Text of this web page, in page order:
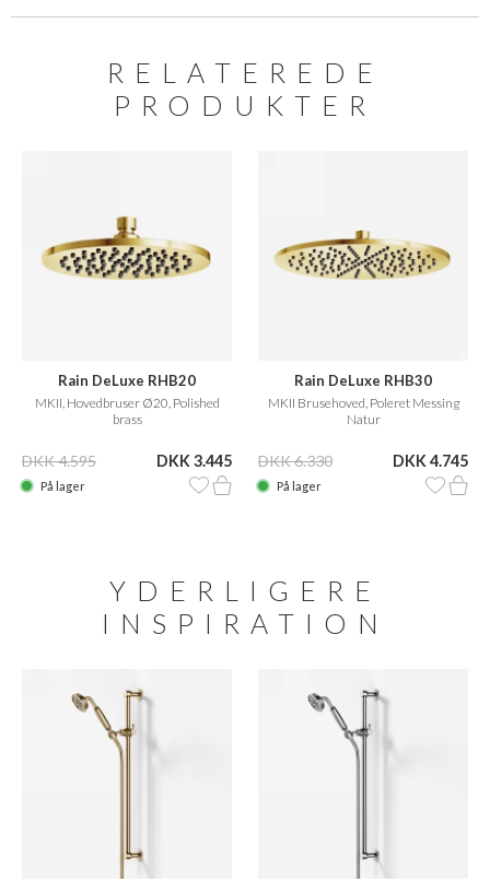
RELATEREDE
PRODUKTER
Rain DeLuxe RHB20
MKII, Hovedbruser Ø20, Polished
brass
DKK 4.595 DKK 3.445
På lager
Rain DeLuxe RHB30
MKII Brusehoved, Poleret Messing
Natur
DKK 6.330 DKK 4.745
På lager
YDERLIGERE
INSPIRATION